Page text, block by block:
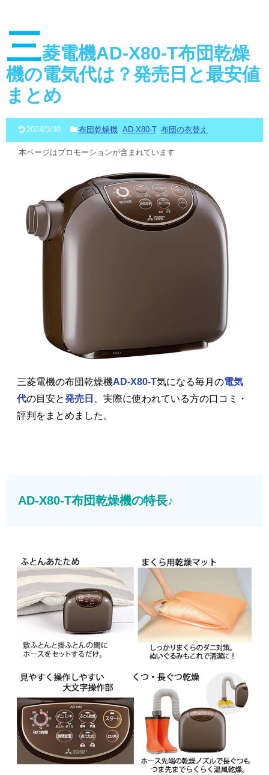
三菱電機AD-X80-T布団乾燥
機の電気代は？発売日と最安値
まとめ
2024/3/30 布団乾燥機, AD-X80-T, 布団の衣替え
本ページはプロモーションが含まれています
三菱電機の布団乾燥機AD-X80-T気になる毎月の電気
代の目安と発売日
、実際に使われている方の口コミ・
評判をまとめました。
AD-X80-T布団乾燥機の特長♪